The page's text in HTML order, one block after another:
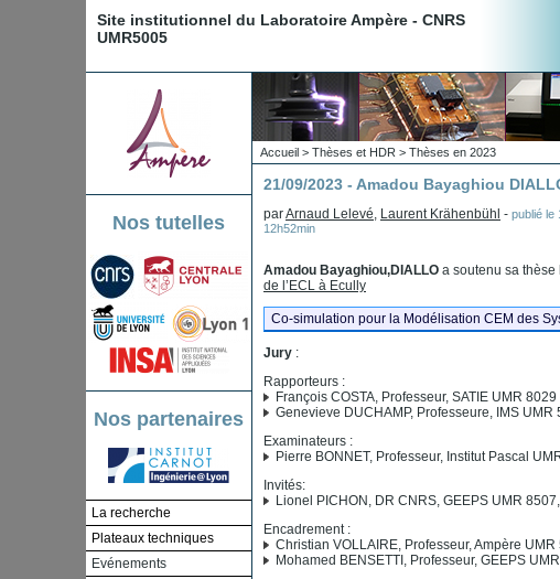
Site institutionnel du Laboratoire Ampère - CNRS
UMR5005
Nos tutelles
Nos partenaires
La recherche
Plateaux techniques
Evénements
Accueil > Thèses et HDR > Thèses en 2023
21/09/2023 - Amadou Bayaghiou
parArnaud Lelevé, Laurent Krähenbühl - publié le
12h52min
Amadou Bayaghiou,DIALLO a soutenu sa
de l’ECL à Ecully
Co-simulation pour la Modélisation CEM des
Jury :
Rapporteurs :
François COSTA, Professeur, SATIE UMR
Genevieve DUCHAMP, Professeure, IMS
Examinateurs :
Pierre BONNET, Professeur, Institut Pascal
Invités:
Lionel PICHON, DR CNRS, GEEPS UMR
Encadrement :
Christian VOLLAIRE, Professeur, Ampère
Mohamed BENSETTI, Professeur, GEEPS